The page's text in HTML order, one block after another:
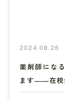
2024.08.26
薬剤師にな
ます――在校